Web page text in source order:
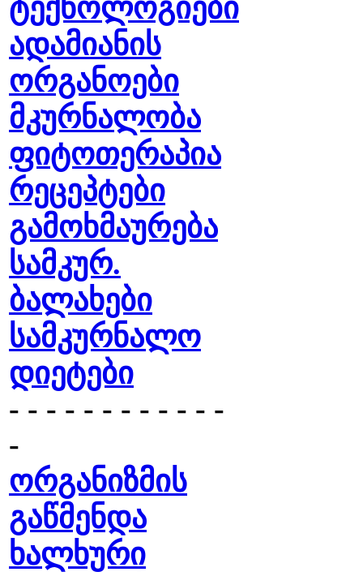
ტექნოლოგიები
ადამიანის
ორგანოები
მკურნალობა
ფიტოთერაპია
რეცეპტები
გამოხმაურება
სამკურ.
ბალახები
სამკურნალო
დიეტები
- - - - - - - - - - - -
-
ორგანიზმის
გაწმენდა
ხალხური